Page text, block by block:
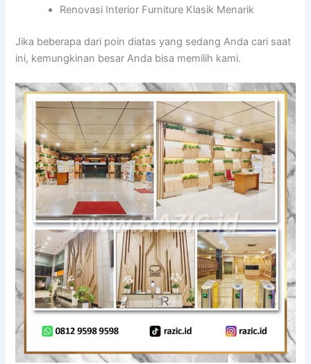
Renovasi Interior Furniture Klasik Menarik
Jika beberapa dari poin diatas yang sedang Anda cari saat
ini, kemungkinan besar Anda bisa memilih kami.